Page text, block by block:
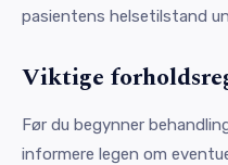
pasientens helsetilstand
Viktige
Før du begynner
informere legen om